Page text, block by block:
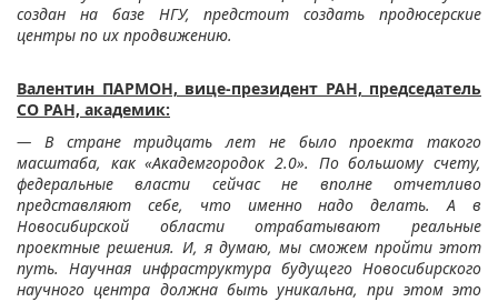
создан на базе НГУ, предстоит создать продюсерские
центры по их продвижению.
Валентин ПАРМОН, вице-президент РАН, председатель
СО РАН, академик:
— В стране тридцать лет не было проекта такого
масштаба, как «Академгородок 2.0». По большому счету,
федеральные власти сейчас не вполне отчетливо
представляют себе, что именно надо делать. А в
Новосибирской области отрабатывают реальные
проектные решения. И, я думаю, мы сможем пройти этот
путь. Научная инфраструктура будущего Новосибирского
научного центра должна быть уникальна, при этом это